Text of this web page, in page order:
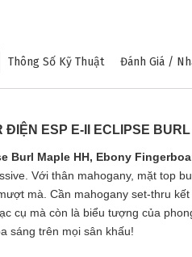
Thông Số Kỹ Thuật Đánh Giá /
ĐIỆN ESP E-II ECLIPSE
Burl Maple HH, Ebony
Với thân mahogany, mặt top
mà. Cần mahogany set-thru
cụ mà còn là biểu tượng của
sáng trên mọi sân khấu!